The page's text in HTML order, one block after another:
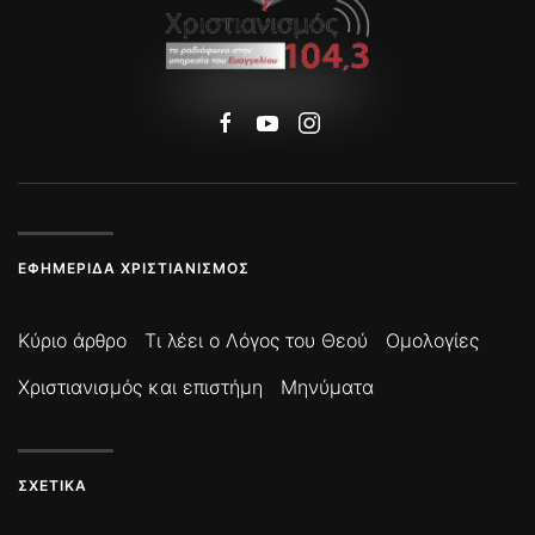
ΕΦΗΜΕΡΊΔΑ ΧΡΙΣΤΙΑΝΙΣΜΌΣ
Κύριο άρθρο Τι λέει ο Λόγος του Θεού
Ομολογίες
Χριστιανισμός και επιστήμη
Μηνύματα
ΣΧΕΤΙΚΆ